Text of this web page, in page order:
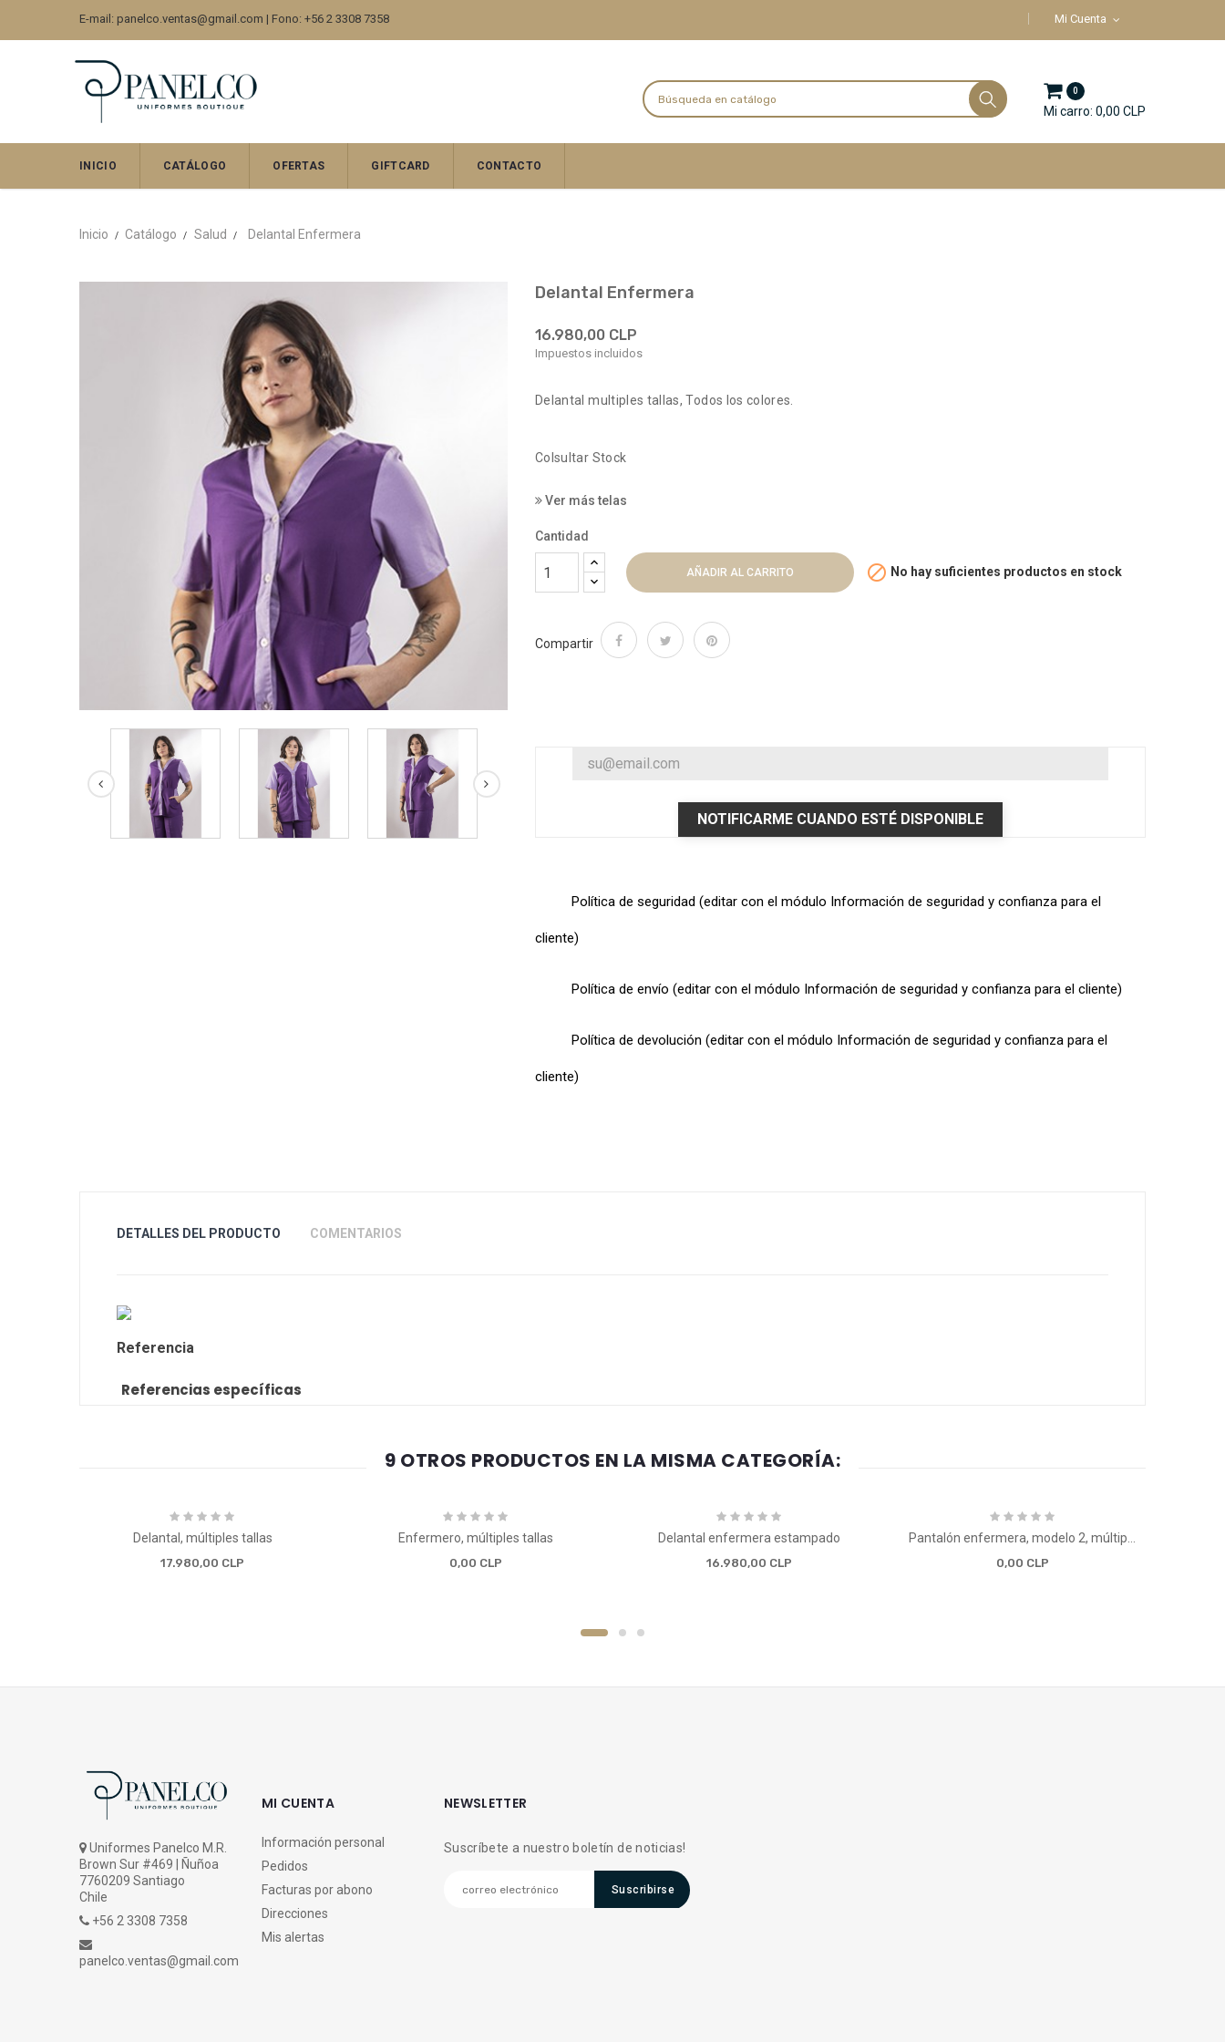
Mi Cuenta
E-mail: panelco.ventas@gmail.com | Fono: +56 2 3308 7358
Mi carro: 0,00 CLP
0
INICIO CATÁLOGO OFERTAS GIFTCARD CONTACTO
Inicio Catálogo Salud Delantal Enfermera
Delantal Enfermera
16.980,00 CLP
Impuestos incluidos
Delantal multiples tallas, Todos los colores.
Colsultar Stock
Ver más telas
Cantidad
AÑADIR AL CARRITO  No hay suficientes productos en stock
Compartir
NOTIFICARME CUANDO ESTÉ DISPONIBLE
Política de seguridad (editar con el módulo Información de seguridad y confianza para el
cliente)
Política de envío (editar con el módulo Información de seguridad y confianza para el cliente)
Política de devolución (editar con el módulo Información de seguridad y confianza para el
cliente)
DETALLES DEL PRODUCTO COMENTARIOS
Referencia
Referencias específicas
9 OTROS PRODUCTOS EN LA MISMA CATEGORÍA:
Delantal, múltiples tallas
17.980,00 CLP
Enfermero, múltiples tallas
0,00 CLP
Delantal enfermera estampado
16.980,00 CLP
Pantalón enfermera, modelo 2, múltiples tallas
0,00 CLP
Uniformes Panelco M.R.
Brown Sur #469 | Ñuñoa
7760209 Santiago
Chile
+56 2 3308 7358
panelco.ventas@gmail.com
MI CUENTA
Información personal
Pedidos
Facturas por abono
Direcciones
Mis alertas
NEWSLETTER
Suscríbete a nuestro boletín de noticias!
Suscribirse